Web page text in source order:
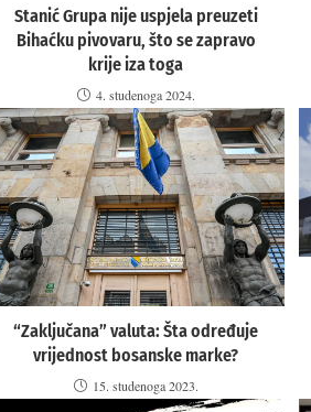
Stanić Grupa nije uspjela preuzeti
Bihaćku pivovaru, što se zapravo
krije iza toga
4. studenoga 2024.
“Zaključana” valuta: Šta određuje
vrijednost bosanske marke?
15. studenoga 2023.